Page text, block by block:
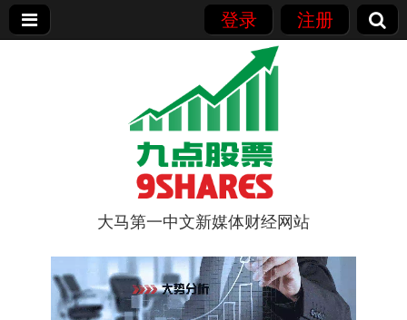
登录 注册
9点股票
大马第一中文新媒体财经网站